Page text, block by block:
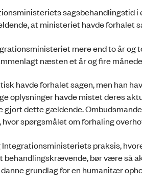
sagsbehandlingstid i
at ministeriet havde forhalet
mere end to år og
næsten et år og fire
havde forhalet sagen, men han
oplysninger havde mistet deres
dette gældende.
spørgsmålet om forhaling
praksis,
behandlingskrævende, bør være så
grundlag for en humanitær